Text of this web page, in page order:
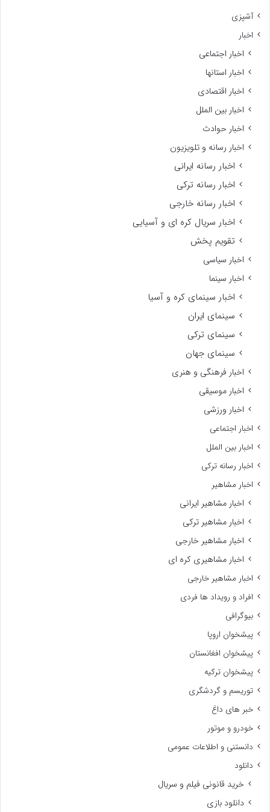
آشپزی
اخبار
اخبار اجتماعی
اخبار استانها
اخبار اقتصادی
اخبار بین الملل
اخبار حوادث
اخبار رسانه و تلویزیون
اخبار رسانه ایرانی
اخبار رسانه ترکی
اخبار رسانه خارجی
اخبار سریال کره ای و آسیایی
تقویم پخش
اخبار سیاسی
اخبار سینما
اخبار سینمای کره و آسیا
سینمای ایران
سینمای ترکی
سینمای جهان
اخبار فرهنگی و هنری
اخبار موسیقی
اخبار ورزشی
اخبار اجتماعی
اخبار بین الملل
اخبار رسانه ترکی
اخبار مشاهیر
اخبار مشاهیر ایرانی
اخبار مشاهیر ترکی
اخبار مشاهیر خارجی
اخبار مشاهیری کره ای
اخبار مشاهیر خارجی
افراد و رویداد ها فردی
بیوگرافی
پیشخوان اروپا
پیشخوان افغانستان
پیشخوان ترکیه
توریسم و گردشگری
خبر های داغ
خودرو و موتور
دانستنی و اطلاعات عمومی
دانلود
خرید قانونی فیلم و سریال
دانلود بازی